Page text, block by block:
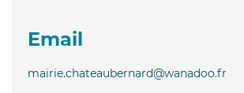
Email
mairie.chateaubernard@wanadoo.fr